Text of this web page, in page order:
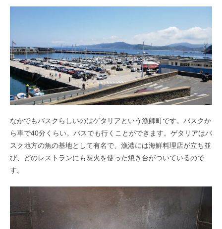
なかでもバスクらしいのはゲタリアという漁師町です。バスクか
ら車で40分くらい。バスでも行くことができます。ゲタリアはバ
スク地方の魚の基地として有名で、漁港には海鮮料理店が立ち並
び、どのレストランにも炭火を使った焼き台がついているので
す。